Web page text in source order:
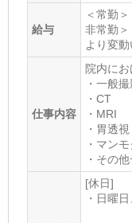
給与
＜常勤
非常勤
より変動
仕事内容
院内に
・一般撮
・CT
・MRI
・胃透視
・マン
・その
[休日]
・日曜